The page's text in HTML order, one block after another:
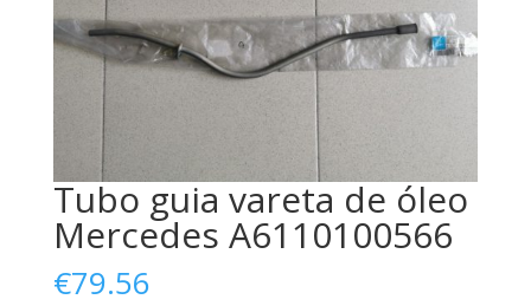
Tubo guia vareta de óleo
Mercedes A6110100566
€79.56